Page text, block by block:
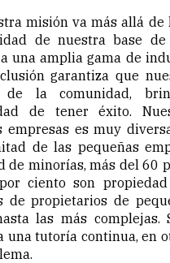
misión va más allá de
de nuestra base
una amplia gama de
garantiza que
de la comunidad,
de tener éxito.
empresas es muy
de las pequeñas
de minorías, más del 60
ciento son propiedad
de propietarios de
las más
una tutoría continua, en